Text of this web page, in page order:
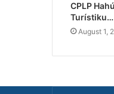
CPLP
Turístiku…
August 1,